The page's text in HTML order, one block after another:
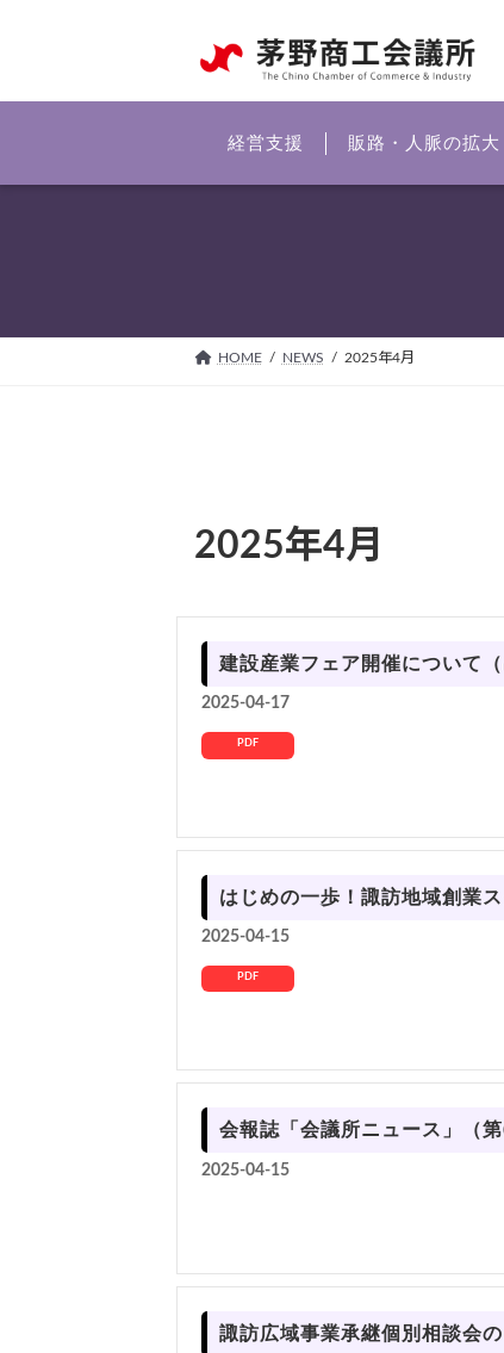
ン
ス
ー
ン
経営支援 販路・人脈の拡大
HOME NEWS 2025年4月
2025年4月
建設産業フェア開催について
2025-04-17
PDF
はじめの一歩！諏訪地域創業
2025-04-15
PDF
会報誌「会議所ニュース」（
2025-04-15
諏訪広域事業承継個別相談会